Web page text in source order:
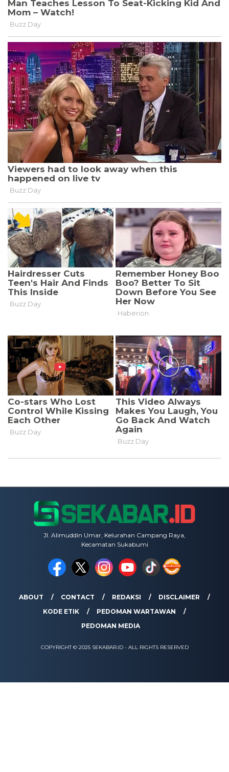
Jl. Alimuddin Umar, Kelurahan Campang Raya,
Kecamatan Sukabumi
ABOUT CONTACT REDAKSI
DISCLAIMER
KODE ETIK
PEDOMAN WARTAWAN
PEDOMAN MEDIA
COPYRIGHT © 2025 SEKABAR.ID - ALL RIGHTS RESERVED